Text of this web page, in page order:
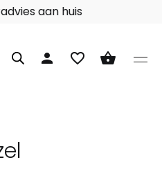
aan huis
person favorite_border shopping_basket